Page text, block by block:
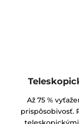
Až 75 %
prispôsobivosť.